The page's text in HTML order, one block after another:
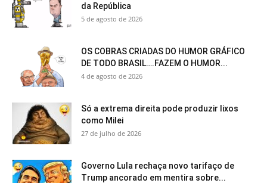
da República
5 de agosto de 2026
OS COBRAS CRIADAS DO HUMOR GRÁFICO
DE TODO BRASIL….FAZEM O HUMOR...
4 de agosto de 2026
Só a extrema direita pode produzir lixos
como Milei
27 de julho de 2026
Governo Lula rechaça novo tarifaço de
Trump ancorado em mentira sobre...